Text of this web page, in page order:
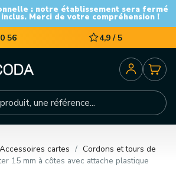
: notre établissement sera fermé
inclus. Merci de votre compréhension !
56 4,9 / 5
Accessoires cartes
Cordons et tours de
15 mm à côtes avec attache plastique